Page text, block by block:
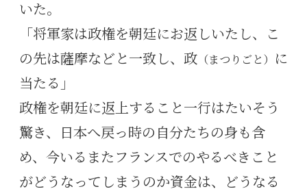
いた。
「将軍家は政権を朝廷にお返しいたし、こ
の先は薩摩などと一致し、政 （まつりごと）
に
当たる」
政権を朝廷に返上すること一行はたいそう
驚き、日本へ戻っ時の自分たちの身も含
め、今いるまたフランスでのやるべきこと
がどうなってしまうのか資金は、どうなる